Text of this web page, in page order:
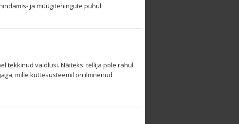
ja müügitehingute puhul.
tekkinud vaidlusi. Näiteks: tellija pole rahul
mille küttesüsteemil on ilmnenud